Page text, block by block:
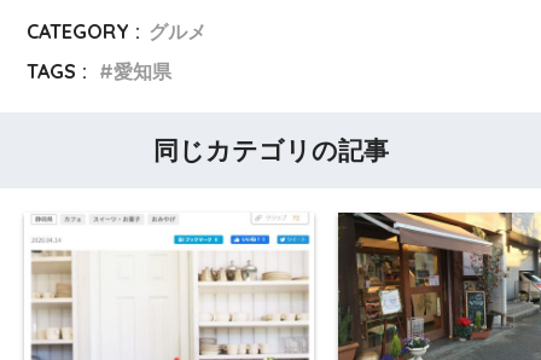
CATEGORY : グルメ
TAGS :
愛知県
同じカテゴリの記事